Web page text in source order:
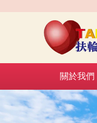
關於我們